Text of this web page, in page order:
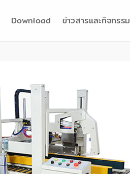
Download ข่าวสารและกิจกรรม